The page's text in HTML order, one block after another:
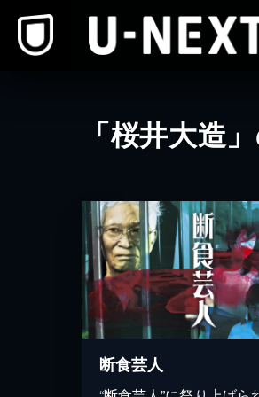
「桜井大造
断食芸人